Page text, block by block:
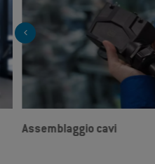
Assemblaggio cavi